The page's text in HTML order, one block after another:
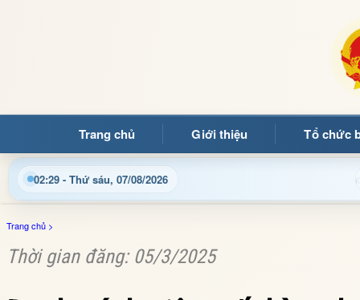
Trang chủ Giới thiệu Tổ chức
02:29 - Thứ sáu, 07/08/2026
mừng quý bạn đọc đến với Trang thông tin điện tử xã
Trang chủ >
Thời gian đăng: 05/3/2025